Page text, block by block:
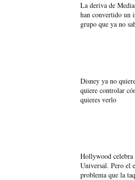
La deriva de
han convertido un
grupo que ya no
Disney ya no
quiere controlar
quieres verlo
Hollywood
Universal. Pero el
problema que la